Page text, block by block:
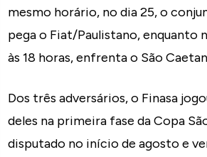
mesmo horário, no dia 25, o
pega o Fiat/Paulistano, enquanto
às 18 horas, enfrenta o São
Dos três adversários, o Finasa
deles na primeira fase da Copa
disputado no início de agosto e